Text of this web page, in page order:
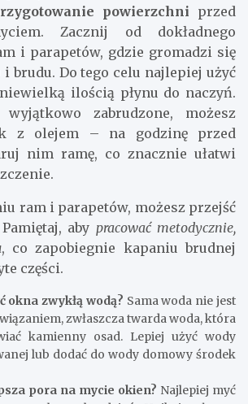
powierzchni przed
Zacznij od dokładnego
i parapetów, gdzie gromadzi się
brudu. Do tego celu najlepiej użyć
ilością płynu do naczyń.
zabrudzone, możesz
z olejem – na godzinę przed
nim ramę, co znacznie ułatwi
ram i parapetów, możesz przejść
aby pracować metodycznie,
, co zapobiegnie kapaniu brudnej
części.
okna zwykłą wodą? Sama woda nie jest
zwłaszcza twarda woda, która
kamienny osad. Lepiej użyć wody
lub dodać do wody domowy środek
pora na mycie okien? Najlepiej myć